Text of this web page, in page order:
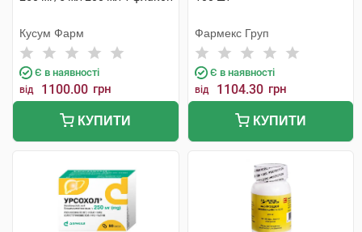
Кусум Фарм
Є в наявності
від 1100.00 грн
КУПИТИ
Фармекс Груп
Є в наявності
від 1104.30 грн
КУПИТИ